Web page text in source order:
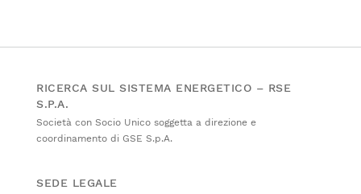
RICERCA SUL SISTEMA ENERGETICO – RSE
S.P.A.
Società con Socio Unico soggetta a direzione e
coordinamento di GSE S.p.A.
SEDE LEGALE